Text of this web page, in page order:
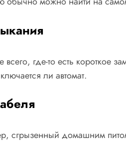
где-то есть
ли автомат.
сгрызенный домашним